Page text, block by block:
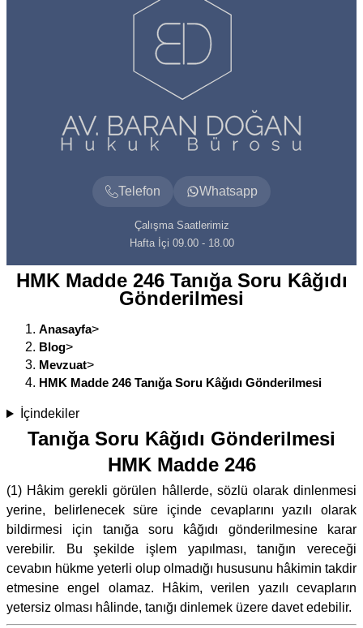
Telefon Whatsapp
Çalışma Saatlerimiz
Hafta İçi 09.00 - 18.00
HMK Madde 246 Tanığa Soru Kâğıdı
Gönderilmesi
Anasayfa>
Blog>
Mevzuat>
HMK Madde 246 Tanığa Soru Kâğıdı Gönderilmesi
İçindekiler
Tanığa Soru Kâğıdı Gönderilmesi
HMK Madde 246
(1) Hâkim gerekli görülen hâllerde, sözlü olarak dinlenmesi
yerine, belirlenecek süre içinde cevaplarını yazılı olarak
bildirmesi için tanığa soru kâğıdı gönderilmesine karar
verebilir. Bu şekilde işlem yapılması, tanığın vereceği
cevabın hükme yeterli olup olmadığı hususunu hâkimin takdir
etmesine engel olamaz. Hâkim, verilen yazılı cevapların
yetersiz olması hâlinde, tanığı dinlemek üzere davet edebilir.